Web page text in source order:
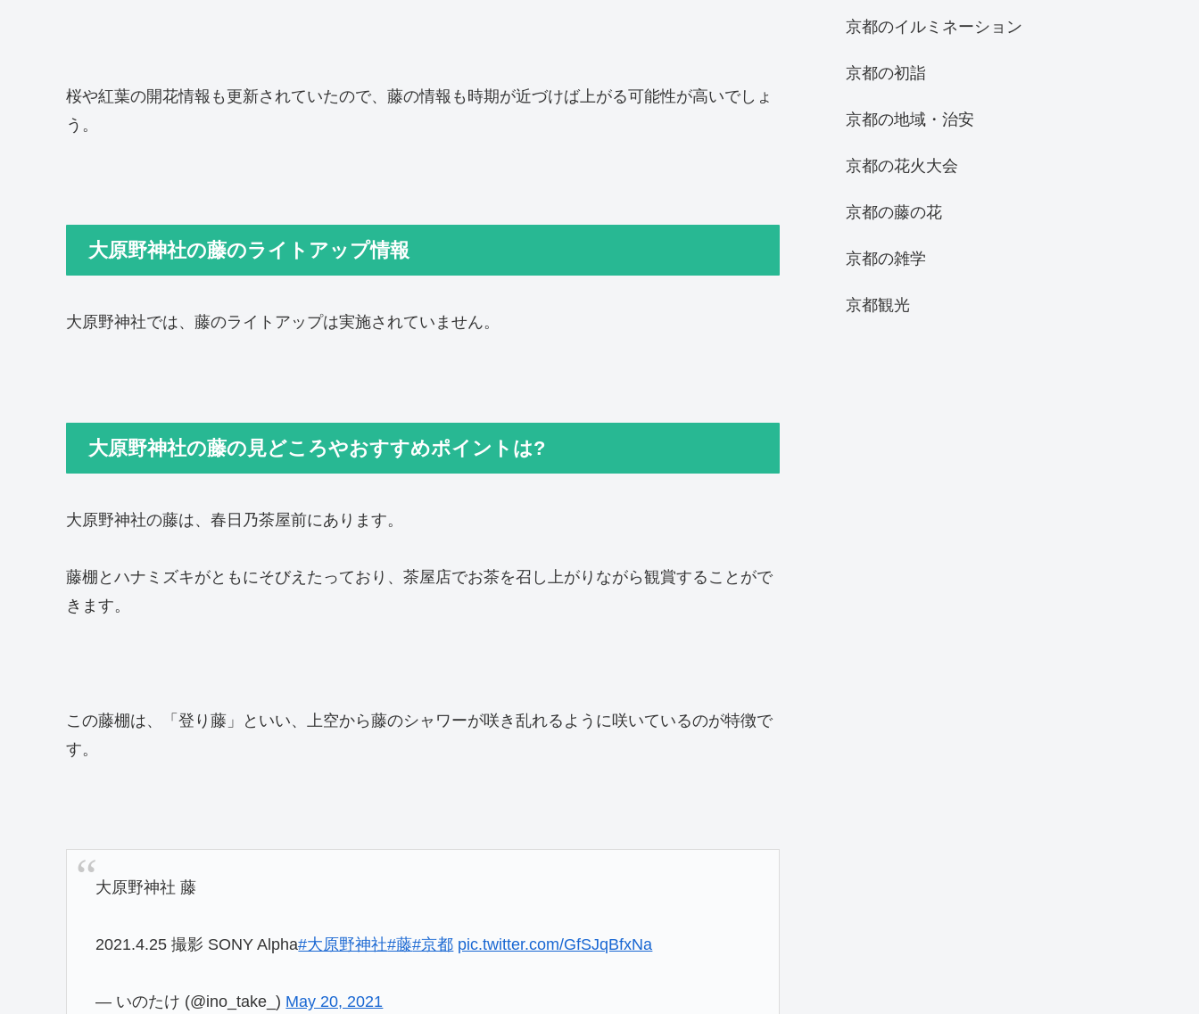
桜や紅葉の開花情報も更新されていたので、藤の情報も時期が近づけば上がる可能性が高いでしょ
う。
大原野神社の藤のライトアップ情報
大原野神社では、藤のライトアップは実施されていません。
大原野神社の藤の見どころやおすすめポイントは?
大原野神社の藤は、春日乃茶屋前にあります。
藤棚とハナミズキがともにそびえたっており、茶屋店でお茶を召し上がりながら観賞することがで
きます。
この藤棚は、「登り藤」といい、上空から藤のシャワーが咲き乱れるように咲いているのが特徴で
す。
大原野神社 藤
2021.4.25 撮影 SONY Alpha#大原野神社#藤#京都 pic.twitter.com/GfSJqBfxNa
— いのたけ (@ino_take_) May 20, 2021
京都のイルミネーション
京都の初詣
京都の地域・治安
京都の花火大会
京都の藤の花
京都の雑学
京都観光